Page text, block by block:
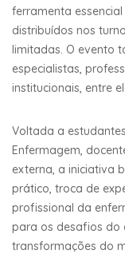
ferramenta
distribuídos nos
limitadas. O evento
especialistas,
institucionais, entre
Voltada a
Enfermagem,
externa, a iniciativa
prático, troca de
profissional da
para os desafios do
transformações do